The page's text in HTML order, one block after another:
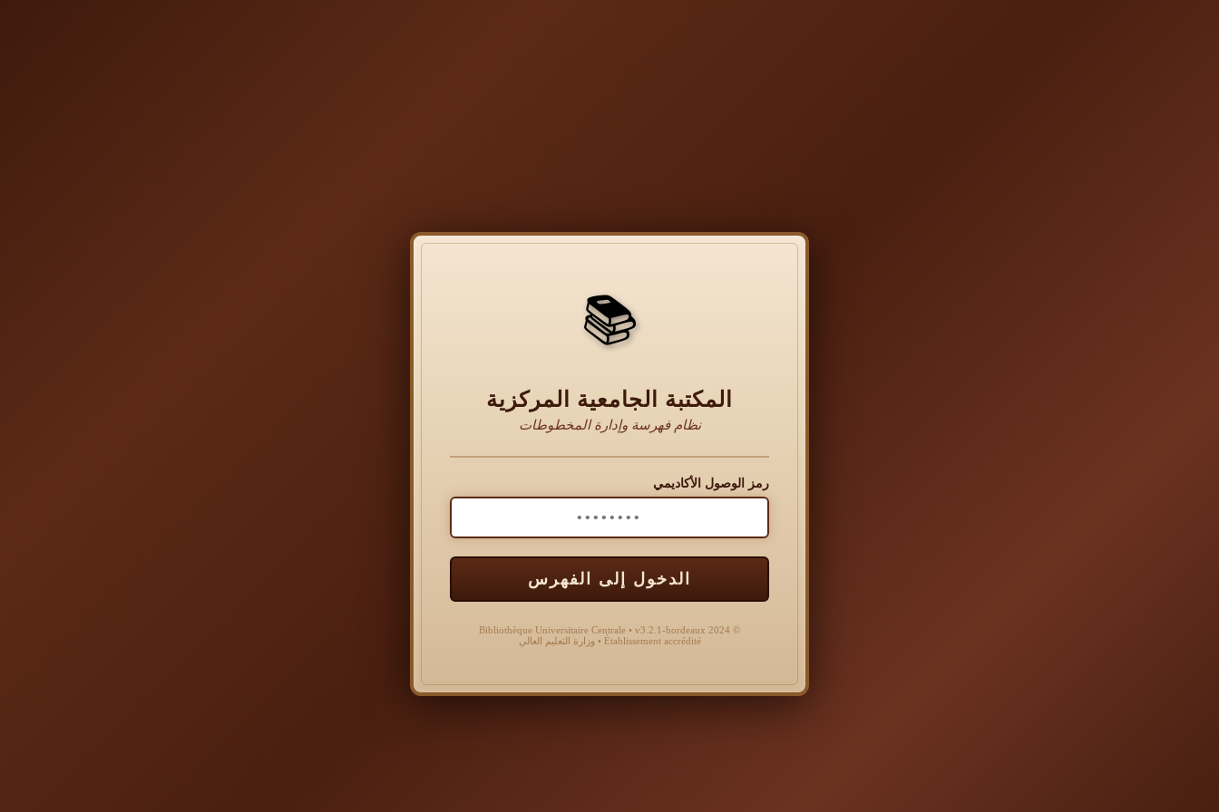
📚
المكتبة الجامعية المركزية
نظام فهرسة وإدارة المخطوطات
رمز الوصول الأكاديمي
الدخول إلى الفهرس
© 2024 Bibliothèque Universitaire Centrale • v3.2.1-bordeaux
Établissement accrédité • وزارة التعليم العالي